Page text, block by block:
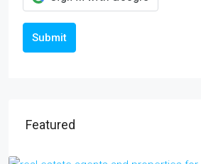
Submit
Featured